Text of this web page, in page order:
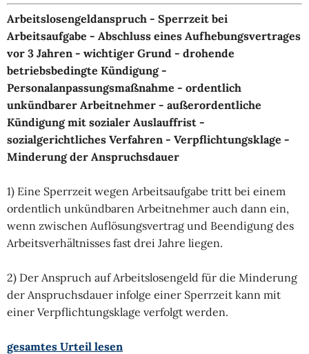
Arbeitslosengeldanspruch - Sperrzeit bei
Arbeitsaufgabe - Abschluss eines Aufhebungsvertrages
vor 3 Jahren - wichtiger Grund - drohende
betriebsbedingte Kündigung -
Personalanpassungsmaßnahme - ordentlich
unkündbarer Arbeitnehmer - außerordentliche
Kündigung mit sozialer Auslauffrist -
sozialgerichtliches Verfahren - Verpflichtungsklage -
Minderung der Anspruchsdauer
1) Eine Sperrzeit wegen Arbeitsaufgabe tritt bei einem
ordentlich unkündbaren Arbeitnehmer auch dann ein,
wenn zwischen Auflösungsvertrag und Beendigung des
Arbeitsverhältnisses fast drei Jahre liegen.
2) Der Anspruch auf Arbeitslosengeld für die Minderung
der Anspruchsdauer infolge einer Sperrzeit kann mit
einer Verpflichtungsklage verfolgt werden.
gesamtes Urteil lesen